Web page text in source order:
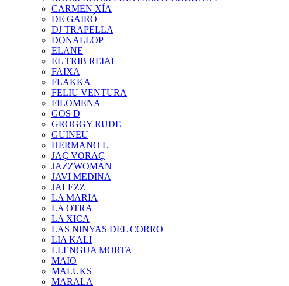
CARMEN XÍA
DE GAIRÓ
DJ TRAPELLA
DONALLOP
ELANE
EL TRIB REIAL
FAIXA
FLAKKA
FELIU VENTURA
FILOMENA
GOS D
GROGGY RUDE
GUINEU
HERMANO L
JAÇ VORAÇ
JAZZWOMAN
JAVI MEDINA
JALEZZ
LA MARIA
LA OTRA
LA XICA
LAS NINYAS DEL CORRO
LIA KALI
LLENGUA MORTA
MAIO
MALUKS
MARALA